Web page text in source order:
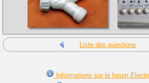
Liste des questions
Informations sur le forum